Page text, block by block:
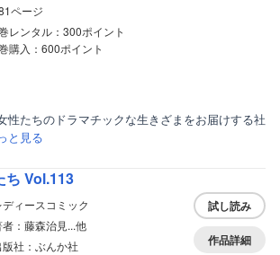
ページ
レンタル：300ポイント
購入：600ポイント
性たちのドラマチックな生きざまをお届けする社
と見る
ち Vol.113
ディースコミック
者：藤森治見...他
版社：ぶんか社
試し読み
作品詳細